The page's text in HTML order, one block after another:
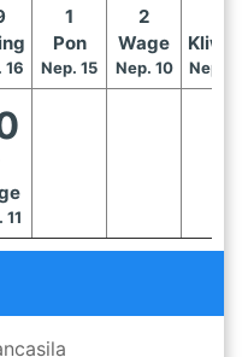
16
1
Pon
Nep. 15
2
Wage
Nep. 10 Nep.
11